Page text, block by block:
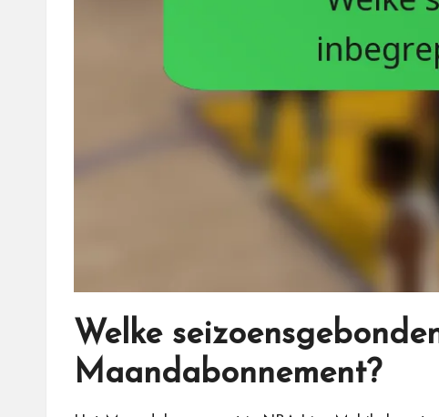
Welke
Maandabonnement?